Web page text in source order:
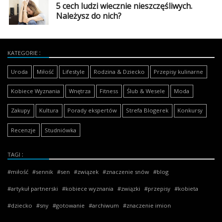
5 cech ludzi wiecznie nieszczęśliwych.
Należysz do nich?
KATEGORIE
Uroda Miłość Lifestyle Rodzina & Dziecko Przepisy kulinarne
Kobiece Wyznania Wnętrza Fitness Ślub & Wesele Moda
Zakupy Kultura Porady ekspertów Strefa Blogerek Konkursy
Recenzje Studniówka
TAGI
miłość sennik sen związek znaczenie snów blog
artykuł partnerski kobiece wyznania związki przepisy kobieta
dziecko sny gotowanie archiwum znaczenie imion